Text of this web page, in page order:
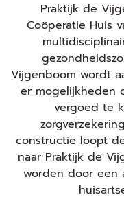
Praktijk de
Coöperatie Huis
Vijgenboom wordt
er mogelijkheden
vergoed te
constructie loopt
naar Praktijk de
worden door een